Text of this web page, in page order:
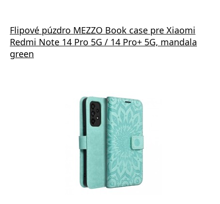
Flipové púzdro MEZZO Book case pre Xiaomi
Redmi Note 14 Pro 5G / 14 Pro+ 5G, mandala
green